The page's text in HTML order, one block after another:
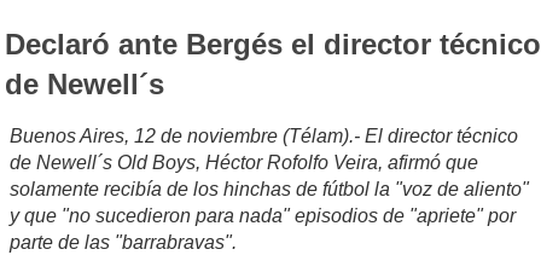
Declaró ante Bergés el director técnico
de Newell´s
Buenos Aires, 12 de noviembre (Télam).- El director técnico
de Newell´s Old Boys, Héctor Rofolfo Veira, afirmó que
solamente recibía de los hinchas de fútbol la "voz de aliento"
y que "no sucedieron para nada" episodios de "apriete" por
parte de las "barrabravas".